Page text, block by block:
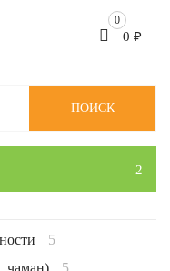
0
0 ₽
ПОИСК
чаман)